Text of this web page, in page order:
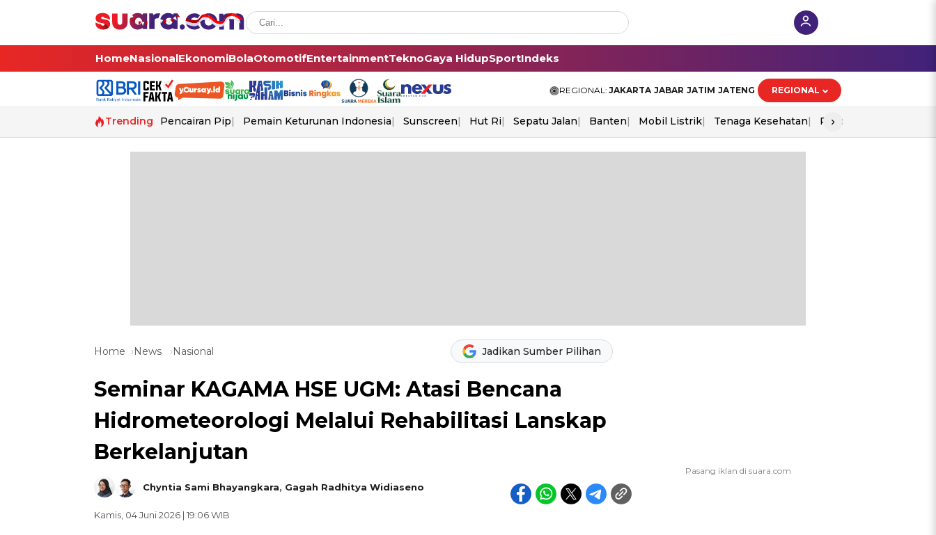
HomeNasionalEkonomiBolaOtomotifEntertainmentTeknoGaya HidupSportIndeks
REGIONAL: JAKARTA JABAR JATIM JATENG REGIONAL
Trending Pencairan Pip Pemain Keturunan Indonesia Sunscreen Hut Ri Sepatu Jalan Banten Mobil Listrik Tenaga Kesehatan Piala Aff 2026
›
Home News Nasional Jadikan Sumber Pilihan
Seminar KAGAMA HSE UGM: Atasi Bencana
Hidrometeorologi Melalui Rehabilitasi Lanskap
Berkelanjutan
Chyntia Sami Bhayangkara, Gagah Radhitya Widiaseno
Kamis, 04 Juni 2026 | 19:06 WIB